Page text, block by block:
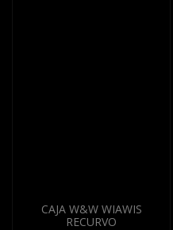
CAJA W&W WIAWIS
RECURVO